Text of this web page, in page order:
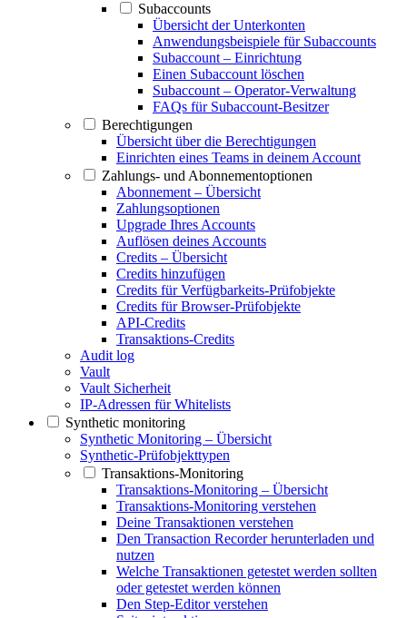
Subaccounts
Übersicht der Unterkonten
Anwendungsbeispiele für Subaccounts
Subaccount – Einrichtung
Einen Subaccount löschen
Subaccount – Operator-Verwaltung
FAQs für Subaccount-Besitzer
Berechtigungen
Übersicht über die Berechtigungen
Einrichten eines Teams in deinem Account
Zahlungs- und Abonnementoptionen
Abonnement – Übersicht
Zahlungsoptionen
Upgrade Ihres Accounts
Auflösen deines Accounts
Credits – Übersicht
Credits hinzufügen
Credits für Verfügbarkeits-Prüfobjekte
Credits für Browser-Prüfobjekte
API-Credits
Transaktions-Credits
Audit log
Vault
Vault Sicherheit
IP-Adressen für Whitelists
Synthetic monitoring
Synthetic Monitoring – Übersicht
Synthetic-Prüfobjekttypen
Transaktions-Monitoring
Transaktions-Monitoring – Übersicht
Transaktions-Monitoring verstehen
Deine Transaktionen verstehen
Den Transaction Recorder herunterladen und
nutzen
Welche Transaktionen getestet werden sollten
oder getestet werden können
Den Step-Editor verstehen